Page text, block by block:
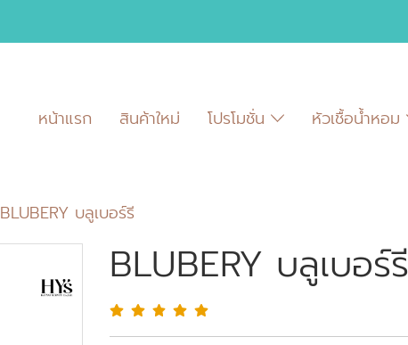
หน้าแรก สินค้าใหม่ โปรโมชั่น หัวเชื้อน้ำหอม
BLUBERY บลูเบอร์รี
BLUBERY บลูเบอร์รี